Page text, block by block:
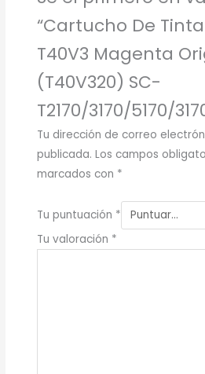
“Cartucho De
T40V3 Magenta
(T40V320) SC-
T2170/3170/5170/
Tu dirección de correo
publicada. Los campos
marcados con *
Tu puntuación *
Tu valoración *